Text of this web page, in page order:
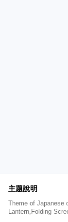
主題說明
Theme of Japanese
Lantern,Folding